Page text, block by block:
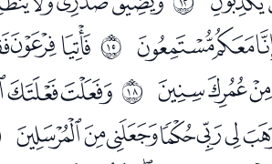
ﰎ
ﰑ